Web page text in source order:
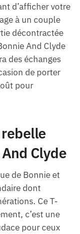
d’afficher votre
à un couple
décontractée
And Clyde
des échanges
de porter
pour
Clyde
de Bonnie et
dont
Ce T-
c’est une
pour ceux